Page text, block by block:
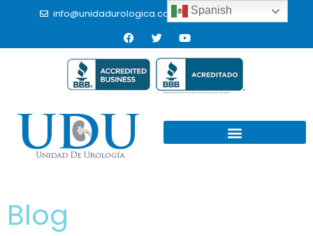
info@unidadurologica.com.mx (664) 9766433
Blog
Spanish